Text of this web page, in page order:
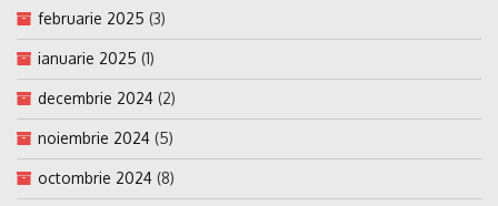
februarie 2025 (3)
ianuarie 2025 (1)
decembrie 2024 (2)
noiembrie 2024 (5)
octombrie 2024 (8)